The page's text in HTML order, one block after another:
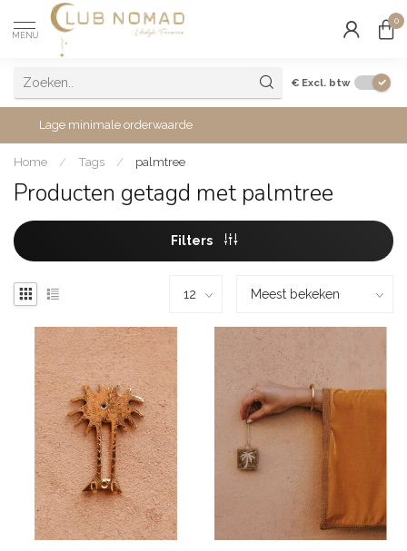
MENU
0
€ Excl. btw
Lage minimale orderwaarde
Home / Tags / palmtree
Producten getagd met palmtree
Filters